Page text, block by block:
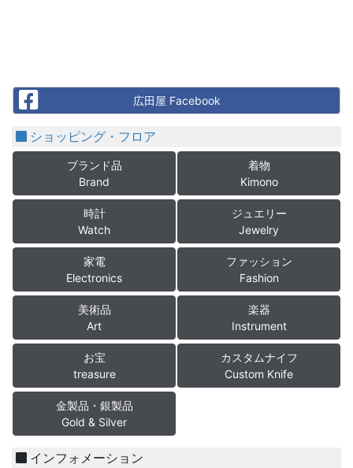
Facebook 広田屋 Facebook
ショッピング・フロア
ブランド品
Brand
着物
Kimono
時計
Watch
ジュエリー
Jewelry
家電
Electronics
ファッション
Fashion
美術品
Art
楽器
Instrument
お宝
treasure
カスタムナイフ
Custom Knife
金製品・銀製品
Gold & Silver
インフォメーション